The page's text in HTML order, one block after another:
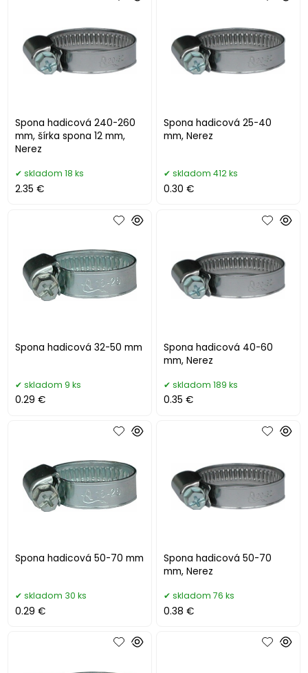
Spona hadicová 240-260
mm, šírka spona 12 mm,
Nerez
skladom 18 ks
2.35 €
Spona hadicová 25-40
mm, Nerez
skladom 412 ks
0.30 €
Spona hadicová 32-50 mm
skladom 9 ks
0.29 €
Spona hadicová 40-60
mm, Nerez
skladom 189 ks
0.35 €
Spona hadicová 50-70 mm
skladom 30 ks
0.29 €
Spona hadicová 50-70
mm, Nerez
skladom 76 ks
0.38 €